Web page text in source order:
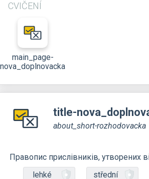
CVIČENÍ
main_page-
nova_doplnovacka
title-
about_short-rozhodovacka
Правопис прислівників, утворених
lehké
střední